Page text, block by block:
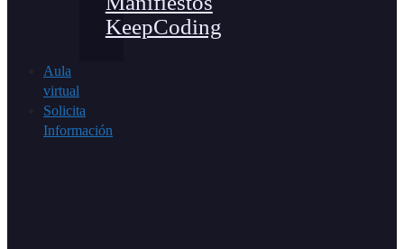
KeepCoding
Aula
virtual
Solicita
Información